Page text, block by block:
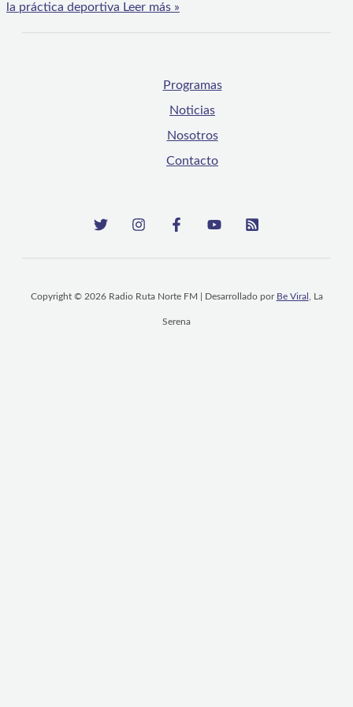
la práctica deportiva Leer más »
Programas
Noticias
Nosotros
Contacto
Copyright © 2026 Radio Ruta Norte FM | Desarrollado por Be Viral , La
Serena